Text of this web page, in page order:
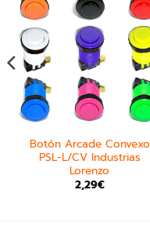
Botón Arcade Convexo
PSL-L/CV Industrias
Lorenzo
2,29€